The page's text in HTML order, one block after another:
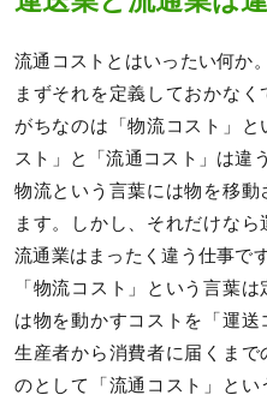
流通コストとはいったい何か。
まずそれを定義しておかな
がちなのは「物流コスト」
スト」と「流通コスト」は違
物流という言葉には物を移動
ます。しかし、それだけな
流通業はまったく違う仕事です
「物流コスト」という言葉
は物を動かすコストを「運
生産者から消費者に届くま
のとして「流通コスト」と